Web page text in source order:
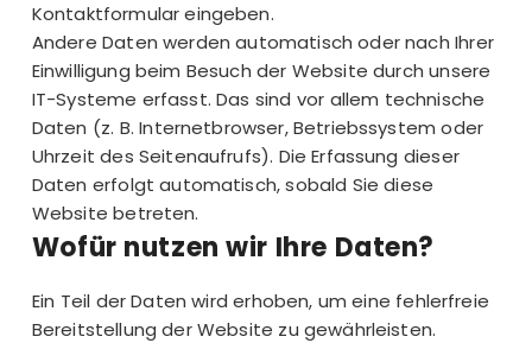
Kontaktformular eingeben.
Andere Daten werden automatisch oder nach Ihrer
Einwilligung beim Besuch der Website durch unsere
IT-Systeme erfasst. Das sind vor allem technische
Daten (z. B. Internetbrowser, Betriebssystem oder
Uhrzeit des Seitenaufrufs). Die Erfassung dieser
Daten erfolgt automatisch, sobald Sie diese
Website betreten.
Wofür nutzen wir Ihre Daten?
Ein Teil der Daten wird erhoben, um eine fehlerfreie
Bereitstellung der Website zu gewährleisten.